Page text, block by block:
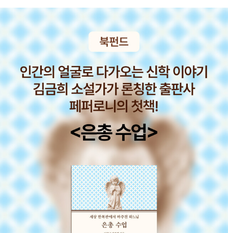
하지 못한 고마움, 미안함, 응원과 격려, 위로와 조언이 달콤 쌉쌀
짭짤한 음식 이야기와 함께 펼쳐진다. 오래오래 같이 먹고 싶은
‘그들’에게 말하지 못한 마음을 담아 전하는 이 음식 연서(戀書)
는 우리가 무심결에 흘려보낸 한 끼, 그 한 끼를 내 곁의 사람과
함께하는 시간의 소중함을 새삼 일깨운다. 설탕 한 스푼에 사랑
두 큰술, 소금 한 꼬집에 눈물 두 방울! ‘마음’이란 양념으로 버무
린, 평범하고도 특별한 음식 이야기 저자에게 ‘음식’을 먹는 일은
곧 ‘마음’을 먹는 일. 그 마음이란 음식을 만든 사람의 정성, 음식
이 전하는 이야기이기도 하지만, 더 좋은 사람이 되기 위한 결심
과 다짐이기도 하다. “방해받지 않고 오롯이 음식을 먹으며 감탄
하는 그 소중한 시간은 매년 나를 한층 더 성장시켰고, 단단하게
채워줬다”는 고백처럼, 그에게 식사는 ‘씹고 뜯고 맛보는’ 단순한
행위를 넘어 어제를 돌아보고 오늘을 생각하며 내일을 그려보는
의식이다. 저자는 바게트를 먹으며 빵에 상처(‘쿠프’라고 불리는
칼자국)가 있기에 볼륨감이 살아나고 속이 촉촉해질 수 있다는
사실을 떠올린다. 바게트의 쿠프처럼 자신의 삶에 난 실패와 상처